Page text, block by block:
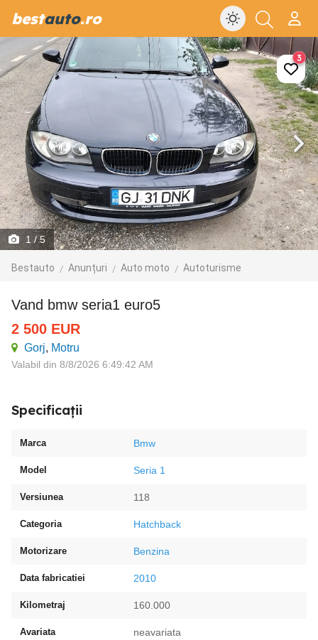
bestauto.ro
1/ 5
Bestauto Anunțuri Auto moto Autoturisme
3
vand bmw seria1 euro5
2 500 EUR
Gorj, Motru
Valabil din 8/8/2026 6:49:42 AM
Specificații
Marca Bmw
Model Seria 1
Versiunea 118
Categoria Hatchback
Motorizare Benzina
Data fabricatiei 2010
Kilometraj 160.000
Avariata neavariata